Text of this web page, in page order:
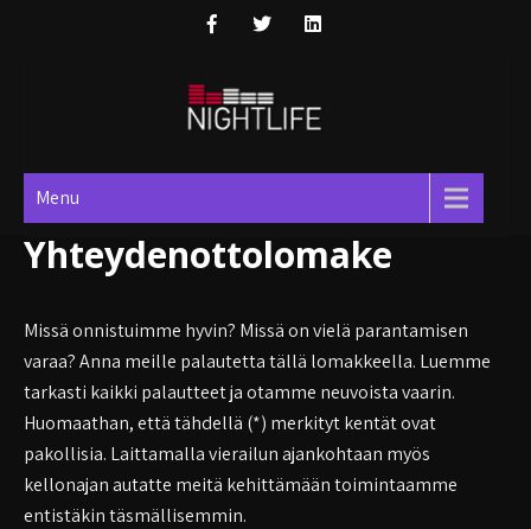
Nightlife
Menu
Yhteydenottolomake
Missä onnistuimme hyvin? Missä on vielä parantamisen
varaa? Anna meille palautetta tällä lomakkeella. Luemme
tarkasti kaikki palautteet ja otamme neuvoista vaarin.
Huomaathan, että tähdellä (*) merkityt kentät ovat
pakollisia. Laittamalla vierailun ajankohtaan myös
kellonajan autatte meitä kehittämään toimintaamme
entistäkin täsmällisemmin.